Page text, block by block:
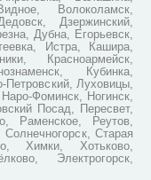
Волоколамск,
Дзержинский,
Дубна, Егорьевск,
Истра, Кашира,
Красноармейск,
Кубинка,
Петровский, Луховицы,
Фоминск, Ногинск,
Посад, Пересвет,
Раменское, Реутов,
Старая
Химки, Хотьково,
Электрогорск,